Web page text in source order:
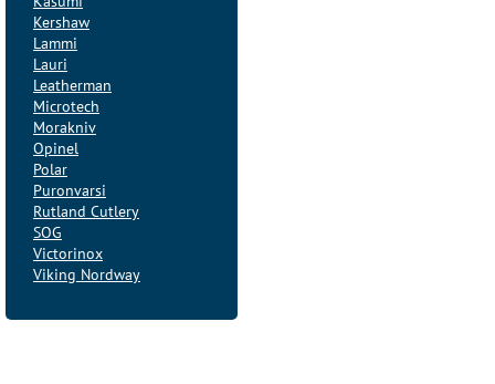
Kershaw
Lammi
Lauri
Leatherman
Microtech
Morakniv
Opinel
Polar
Puronvarsi
Rutland Cutlery
SOG
Victorinox
Viking Nordway